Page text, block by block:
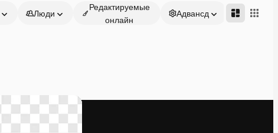
Люди
Редактируемые
онлайн
Адвансд